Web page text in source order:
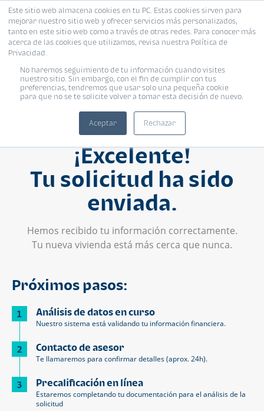
Este sitio web almacena cookies en tu PC. Estas cookies sirven para
mejorar nuestro sitio web y ofrecer servicios más personalizados,
tanto en este sitio web como a través de otras redes. Para conocer más
acerca de las cookies que utilizamos, revisa nuestra Política de
Privacidad.
No haremos seguimiento de tu información cuando visites
nuestro sitio. Sin embargo, con el fin de cumplir con tus
preferencias, tendremos que usar solo una pequeña cookie
para que no se te solicite volver a tomar esta decisión de nuevo.
Aceptar Rechazar
¡Excelente!
Tu solicitud ha sido
enviada.
Hemos recibido tu información correctamente.
Tu nueva vivienda está más cerca que nunca.
Próximos pasos:
1 Análisis de datos en curso
Nuestro sistema está validando tu información financiera.
2 Contacto de asesor
Te llamaremos para confirmar detalles (aprox. 24h).
3 Precalificación en línea
Estaremos completando tu documentación para el análisis de la
solicitud